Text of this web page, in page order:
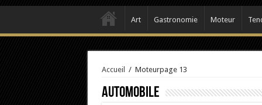
Art Gastronomie Moteur
Accueil / Moteurpage 13
Automobile